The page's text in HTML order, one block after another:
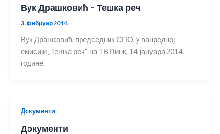
Вук Драшковић – Тешка реч
3. фебруар 2014.
Вук Драшковић, председник СПО, у ванредној
емисији „Тешка реч“ на ТВ Пинк, 14. јануара 2014.
године.
Документи
Документи